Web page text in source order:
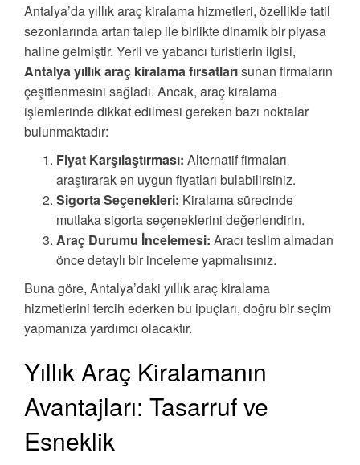
Antalya’da yıllık araç kiralama hizmetleri, özellikle tatil
sezonlarında artan talep ile birlikte dinamik bir piyasa
haline gelmiştir. Yerli ve yabancı turistlerin ilgisi,
Antalya yıllık araç kiralama fırsatlarısunan firmaların
çeşitlenmesini sağladı. Ancak, araç kiralama
işlemlerinde dikkat edilmesi gereken bazı noktalar
bulunmaktadır:
Fiyat Karşılaştırması: Alternatif firmaları
araştırarak en uygun fiyatları bulabilirsiniz.
Sigorta Seçenekleri: Kiralama sürecinde
mutlaka sigorta seçeneklerini değerlendirin.
Araç Durumu İncelemesi: Aracı teslim almadan
önce detaylı bir inceleme yapmalısınız.
Buna göre, Antalya’daki yıllık araç kiralama
hizmetlerini tercih ederken bu ipuçları, doğru bir seçim
yapmanıza yardımcı olacaktır.
Yıllık Araç Kiralamanın
Avantajları: Tasarruf ve
Esneklik